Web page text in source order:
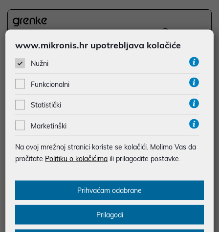
JAMSTVO 36 MJ.
SIGURNA KUPOVINA
MOGUĆNOST PLAĆANJA NA RATE
Podaci uz artikle su prezentirani u dobroj namjeri. Mikronis d.o.o. ne
ilustrativne prirode te ne moraju u potpunosti odgovarati artiklima. Za sve
eventualne nejasnoće možete nas kontaktirati na
www.mikronis.hr upotrebljava kolačiće
Nužni
Funkcionalni
Statistički
Marketinški
Na ovoj mrežnoj stranici koriste se kolačići. Molimo Vas da
pročitate Politiku o kolačićima ili prilagodite postavke.
Prihvaćam odabrane
Prilagodi